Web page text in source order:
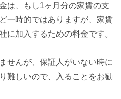
は、もし1ヶ月分の家賃の支
一時的ではありますが、 家賃
に加入するための料金です。
せんが、 保証人がいない時に
難しいので、入ることをお勧